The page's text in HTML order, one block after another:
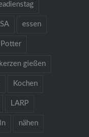
essen
Potter
kerzen gießen
Kochen
LARP
nähen